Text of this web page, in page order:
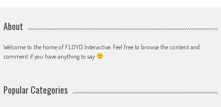
About
Welcome to the home of FLOYD Interactive. Feel free to browse the content and
comment if you have anything to say
Popular Categories